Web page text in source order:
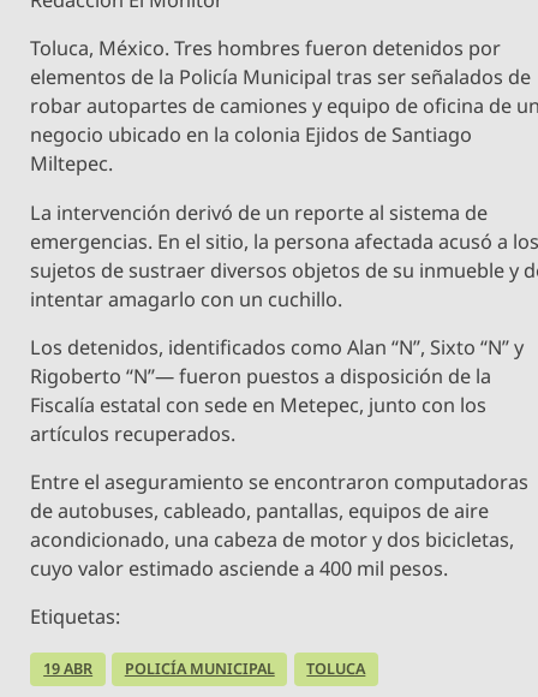
Toluca, México. Tres hombres fueron detenidos por
elementos de la Policía Municipal tras ser señalados de
robar autopartes de camiones y equipo de oficina de
negocio ubicado en la colonia Ejidos de Santiago
Miltepec.
La intervención derivó de un reporte al sistema de
emergencias. En el sitio, la persona afectada acusó a
sujetos de sustraer diversos objetos de su inmueble y
intentar amagarlo con un cuchillo.
Los detenidos, identificados como Alan “N”, Sixto “N” y
Rigoberto “N”— fueron puestos a disposición de la
Fiscalía estatal con sede en Metepec, junto con los
artículos recuperados.
Entre el aseguramiento se encontraron computadoras
de autobuses, cableado, pantallas, equipos de aire
acondicionado, una cabeza de motor y dos bicicletas,
cuyo valor estimado asciende a 400 mil pesos.
Etiquetas:
19 ABR POLICÍA MUNICIPAL TOLUCA